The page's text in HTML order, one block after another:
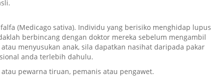
(Medicago sativa). Individu yang berisiko menghidap lupus
berbincang dengan doktor mereka sebelum mengambil
menyusukan anak, sila dapatkan nasihat daripada pakar
anda terlebih dahulu.
pewarna tiruan, pemanis atau pengawet.